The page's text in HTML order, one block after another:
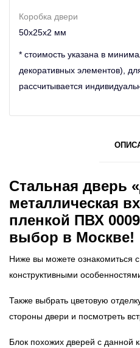
Коробка двери
50х25х2 мм
* стоимость указана в
декоративных элементов),
рассчитывается
Стальная дверь
металлическая
пленкой ПВХ
выбор в Москве!
Ниже вы можете ознакомиться
конструктивными
Также выбрать цветовую
стороны двери и посмотреть
Блок похожих дверей с данной